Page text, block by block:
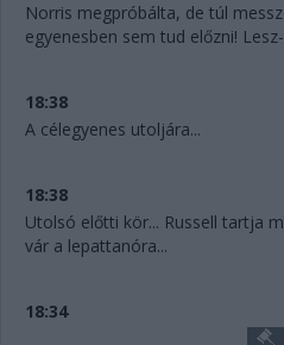
Norris megpróbálta, de túl
egyenesben sem tud előzni!
18:38
A célegyenes utoljára...
18:38
Utolsó előtti kör... Russell tartja
vár a lepattanóra...
18:34